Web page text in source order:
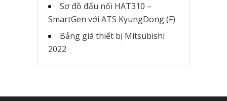
Sơ đồ đấu nối HAT310 –
SmartGen với ATS KyungDong (F)
Bảng giá thiết bị Mitsubishi
2022